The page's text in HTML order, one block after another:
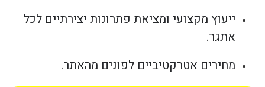
ייעוץ מקצועי ומציאת פתרונות יצירתיים לכל
אתגר.
מחירים אטרקטיביים לפונים מהאתר.